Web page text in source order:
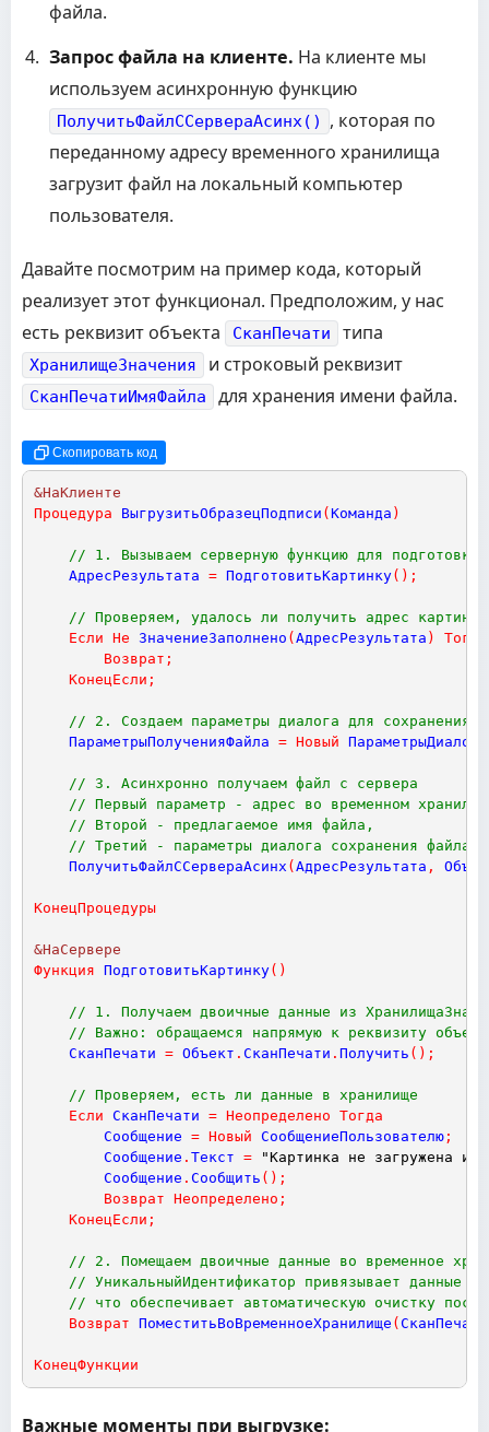
файла.
Запрос файла на клиенте. На клиенте мы
используем асинхронную функцию
ПолучитьФайлССервераАсинх()
, которая по
переданному адресу временного хранилища
загрузит файл на локальный компьютер
пользователя.
Давайте посмотрим на пример кода, который
реализует этот функционал. Предположим, у нас
есть реквизит объекта
СканПечати типа
ХранилищеЗначения и строковый реквизит
СканПечатиИмяФайла для хранения имени файла.
Скопировать код
&НаКлиенте
Процедура
ВыгрузитьОбразецПодписи ( Команда )
// 1. Вызываем серверную функцию для подготовки
АдресРезультата = ПодготовитьКартинку( ) ;
// Проверяем, удалось ли получить адрес картинки
Если Не ЗначениеЗаполнено ( АдресРезультата )
Тогда
Возврат ;
КонецЕсли ;
// 2. Создаем параметры диалога для сохранения
ПараметрыПолученияФайла = Новый
// 3. Асинхронно получаем файл с сервера
// Первый параметр - адрес во временном
// Второй - предлагаемое имя файла,
// Третий - параметры диалога сохранения файла.
ПолучитьФайлССервераАсинх ( АдресРезультата ,
КонецПроцедуры
&НаСервере
Функция ПодготовитьКартинку( )
// 1. Получаем двоичные данные из
// Важно: обращаемся напрямую к реквизиту
СканПечати = Объект . СканПечати . Получить ( ) ;
// Проверяем, есть ли данные в хранилище
Если СканПечати = Неопределено Тогда
Сообщение = Новый СообщениеПользователю ;
Сообщение . Текст =
"Картинка не загружена
Сообщение . Сообщить ( ) ;
Возврат Неопределено ;
КонецЕсли ;
// 2. Помещаем двоичные данные во временное
// УникальныйИдентификатор привязывает данные
// что обеспечивает автоматическую очистку
Возврат ПоместитьВоВременноеХранилище ( СканПечати
КонецФункции
Важные моменты при выгрузке: